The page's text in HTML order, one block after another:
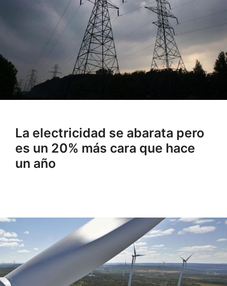
La electricidad se abarata pero
es un 20% más cara que hace
un año